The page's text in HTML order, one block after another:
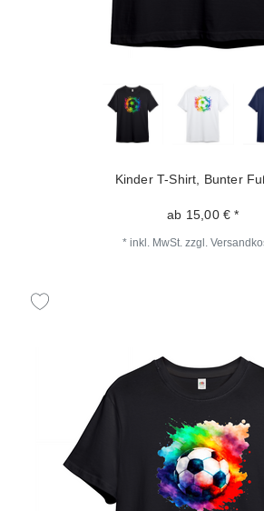
Kinder T-Shirt, Bunter
ab 15,00 € *
* inkl. MwSt. zzgl.